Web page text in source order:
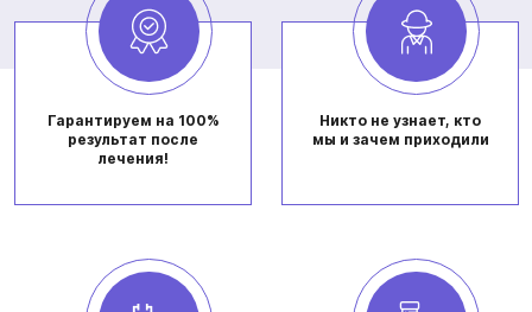
Гарантируем на 100%
результат после
лечения!
Никто не узнает, кто
мы и зачем приходили